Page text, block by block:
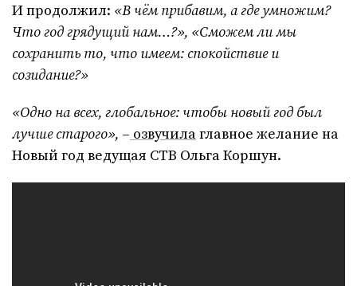
И продолжил: «В чём прибавим, а где умножим?
Что год грядущий нам…?», «Сможем ли мы
сохранить то, что имеем: спокойствие и
созидание?»
«Одно на всех, глобальное: чтобы новый год был
лучше старого», – озвучилаглавное желание на
Новый год ведущая СТВ Ольга Коршун.